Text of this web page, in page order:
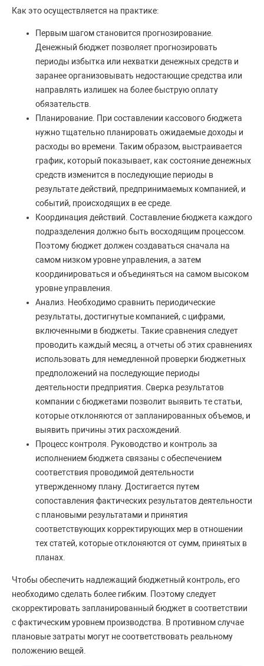
Как это осуществляется на практике:
Первым шагом становится прогнозирование.
Денежный бюджет позволяет прогнозировать
периоды избытка или нехватки денежных средств и
заранее организовывать недостающие средства или
направлять излишек на более быструю оплату
обязательств.
Планирование. При составлении кассового бюджета
нужно тщательно планировать ожидаемые доходы и
расходы во времени. Таким образом, выстраивается
график, который показывает, как состояние денежных
средств изменится в последующие периоды в
результате действий, предпринимаемых компанией, и
событий, происходящих в ее среде.
Координация действий. Составление бюджета каждого
подразделения должно быть восходящим процессом.
Поэтому бюджет должен создаваться сначала на
самом низком уровне управления, а затем
координироваться и объединяться на самом высоком
уровне управления.
Анализ. Необходимо сравнить периодические
результаты, достигнутые компанией, с цифрами,
включенными в бюджеты. Такие сравнения следует
проводить каждый месяц, а отчеты об этих сравнениях
использовать для немедленной проверки бюджетных
предположений на последующие периоды
деятельности предприятия. Сверка результатов
компании с бюджетами позволит выявить те статьи,
которые отклоняются от запланированных объемов, и
выявить причины этих расхождений.
Процесс контроля. Руководство и контроль за
исполнением бюджета связаны с обеспечением
соответствия проводимой деятельности
утвержденному плану. Достигается путем
сопоставления фактических результатов деятельности
с плановыми результатами и принятия
соответствующих корректирующих мер в отношении
тех статей, которые отклоняются от сумм, принятых в
планах.
Чтобы обеспечить надлежащий бюджетный контроль, его
необходимо сделать более гибким. Поэтому следует
скорректировать запланированный бюджет в соответствии
с фактическим уровнем производства. В противном случае
плановые затраты могут не соответствовать реальному
положению вещей.